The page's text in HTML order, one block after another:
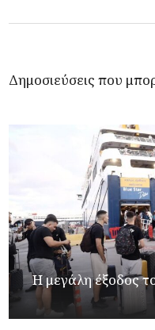
Δημοσιεύσεις που
Η μεγάλη έξοδος